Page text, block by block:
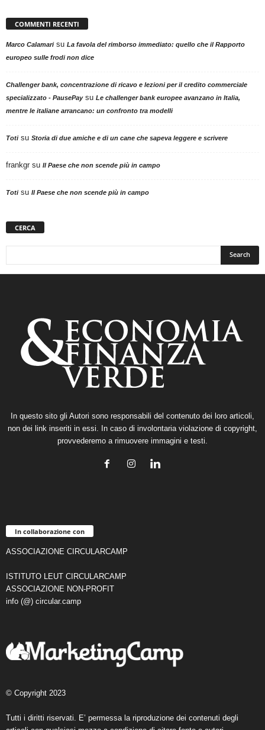
COMMENTI RECENTI
Marco Calamarisu La favola del rimborso immediato: quello che il Rapporto
europeo sulle frodi non dice
Challenger bank, concentrazione di ricavo e lezioni per il credito commerciale
specializzato - PausePaysu Le challenger bank europee avanzano in Italia,
mentre le italiane arrancano: un confronto tra modelli
Totisu Storia di due amiche e di un cane che sapeva leggere e scrivere
frankgr su Il Paese che non scende più in campo
Totisu Il Paese che non scende più in campo
CERCA
In questo sito gli Autori sono responsabili del contenuto dei loro articoli,
non dei link inseriti in essi. In caso di involontaria violazione di copyright,
provvederemo a rimuovere immagini e testi.
In collaborazione con
ASSOCIAZIONE CIRCULARCAMP
ISTITUTO LEUT CIRCULARCAMP
ASSOCIAZIONE NON-PROFIT
info (@) circular.camp
© Copyright 2023
Tutti i diritti riservati. E’ permessa la riproduzione dei contenuti degli